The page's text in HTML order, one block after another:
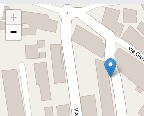
+
−